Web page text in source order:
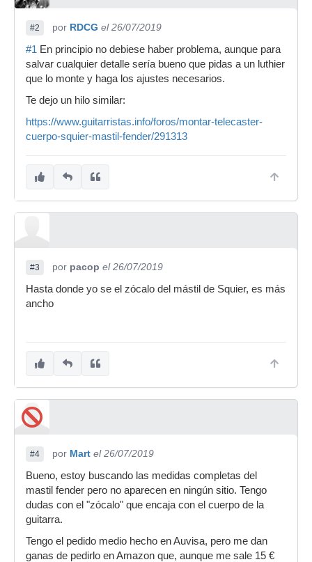
#2 por RDCG el 26/07/2019
#1 En principio no debiese haber problema, aunque para
salvar cualquier detalle sería bueno que pidas a un luthier
que lo monte y haga los ajustes necesarios.
Te dejo un hilo similar:
https://www.guitarristas.info/foros/montar-telecaster-
cuerpo-squier-mastil-fender/291313
#3 por pacop el 26/07/2019
Hasta donde yo se el zócalo del mástil de Squier, es más
ancho
#4 por Mart el 26/07/2019
Bueno, estoy buscando las medidas completas del
mastil fender pero no aparecen en ningún sitio. Tengo
dudas con el "zócalo" que encaja con el cuerpo de la
guitarra.
Tengo el pedido medio hecho en Auvisa, pero me dan
ganas de pedirlo en Amazon que, aunque me sale 15 €